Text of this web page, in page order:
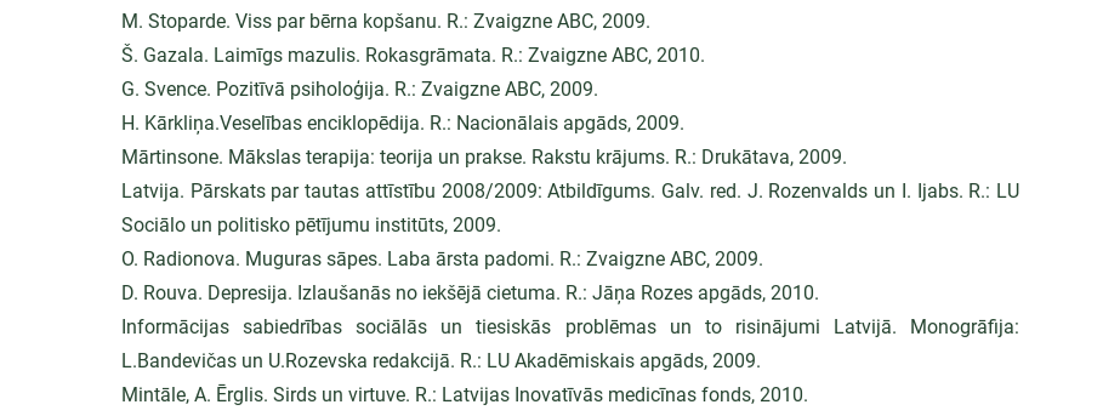
M. Stoparde. Viss par bērna kopšanu. R.: Zvaigzne ABC, 2009.
Š. Gazala. Laimīgs mazulis. Rokasgrāmata. R.: Zvaigzne ABC, 2010.
G. Svence. Pozitīvā psiholoģija. R.: Zvaigzne ABC, 2009.
H. Kārkliņa.Veselības enciklopēdija. R.: Nacionālais apgāds, 2009.
Mārtinsone. Mākslas terapija: teorija un prakse. Rakstu krājums. R.: Drukātava, 2009.
Latvija. Pārskats par tautas attīstību 2008/2009: Atbildīgums. Galv. red. J. Rozenvalds un I. Ijabs. R.: LU
Sociālo un politisko pētījumu institūts, 2009.
O. Radionova. Muguras sāpes. Laba ārsta padomi. R.: Zvaigzne ABC, 2009.
D. Rouva. Depresija. Izlaušanās no iekšējā cietuma. R.: Jāņa Rozes apgāds, 2010.
Informācijas sabiedrības sociālās un tiesiskās problēmas un to risinājumi Latvijā. Monogrāfija:
L.Bandevičas un U.Rozevska redakcijā. R.: LU Akadēmiskais apgāds, 2009.
Mintāle, A. Ērglis. Sirds un virtuve. R.: Latvijas Inovatīvās medicīnas fonds, 2010.